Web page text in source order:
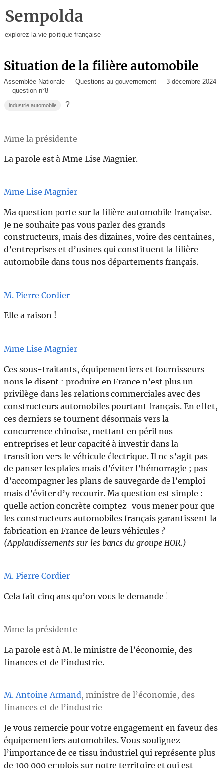
Sempolda
explorez la vie politique française
Situation de la filière automobile
Assemblée Nationale — Questions au gouvernement — 3 décembre 2024
— question n°8
industrie automobile ?
Mme la présidente
La parole est à Mme Lise Magnier.
Mme Lise Magnier
Ma question porte sur la filière automobile française.
Je ne souhaite pas vous parler des grands
constructeurs, mais des dizaines, voire des centaines,
d’entreprises et d’usines qui constituent la filière
automobile dans tous nos départements français.
M. Pierre Cordier
Elle a raison !
Mme Lise Magnier
Ces sous-traitants, équipementiers et fournisseurs
nous le disent : produire en France n’est plus un
privilège dans les relations commerciales avec des
constructeurs automobiles pourtant français. En effet,
ces derniers se tournent désormais vers la
concurrence chinoise, mettant en péril nos
entreprises et leur capacité à investir dans la
transition vers le véhicule électrique. Il ne s’agit pas
de panser les plaies mais d’éviter l’hémorragie ; pas
d’accompagner les plans de sauvegarde de l’emploi
mais d’éviter d’y recourir. Ma question est simple :
quelle action concrète comptez-vous mener pour que
les constructeurs automobiles français garantissent la
fabrication en France de leurs véhicules ?
(Applaudissements sur les bancs du groupe HOR.)
M. Pierre Cordier
Cela fait cinq ans qu’on vous le demande !
Mme la présidente
La parole est à M. le ministre de l’économie, des
finances et de l’industrie.
M. Antoine Armand, ministre de l’économie, des
finances et de l’industrie
Je vous remercie pour votre engagement en faveur des
équipementiers automobiles. Vous soulignez
l’importance de ce tissu industriel qui représente plus
de 100 000 emplois sur notre territoire et qui est